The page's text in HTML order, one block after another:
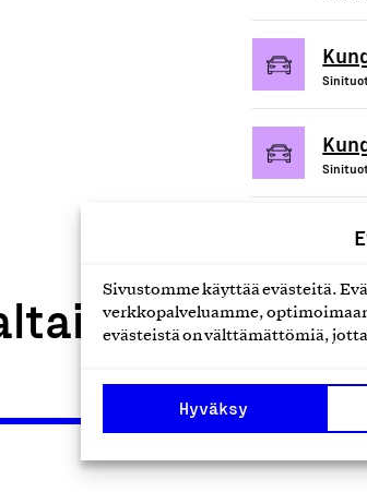
Sivustomme käyttää evästeitä.
verkkopalveluamme,
evästeistä on välttämättömiä,
Hyväksy
tuotteet